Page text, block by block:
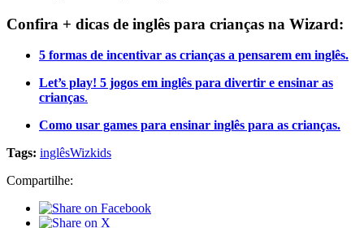
Confira + dicas de inglês para crianças na Wizard:
5 formas de incentivar as crianças a pensarem em inglês.
Let’s play! 5 jogos em inglês para divertir e ensinar as
crianças.
Como usar games para ensinar inglês para as crianças.
Tags: inglêsWizkids
Compartilhe: